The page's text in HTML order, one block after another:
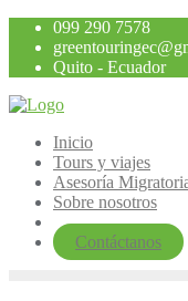
Saltar
contenido
099 290 7578
Quito - Ecuador
Inicio
Tours y viajes
Asesoría
Sobre nosotros
Contáctanos